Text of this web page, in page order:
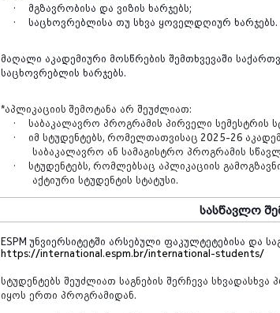
·
მგზავრობისა და ვიზის ხარჯებს;
·
საცხოვრებლისა თუ სხვა ყოველდღიურ ხარჯებს.
მაღალი აკადემიური მოსწრების შემთხვევაში
საცხოვრებლის ხარჯებს.
*აპლიკაციის შემოტანა არ შეუძლიათ:
·
საბაკალავრო პროგრამის პირველი სემესტრის
·
იმ სტუდენტებს, რომელთათვისაც 2025-26
საბაკალავრო ან სამაგისტრო პროგრამის
·
სტუდენტებს, რომლებსაც აპლიკაციის
აქტიური სტუდენტის სტატუსი.
სასწავლო
ESPM უნვიერსიტეტში არსებული ფაკულტეტებისა და
https://international.espm.br/international-students/
სტუდენტებს შეუძლიათ საგნების შერჩევა სხვადასხვა
იყოს ერთი პროგრამიდან.